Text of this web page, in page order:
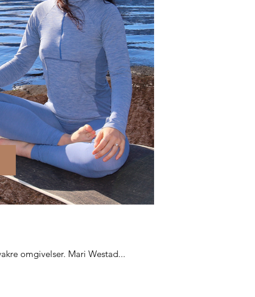
omgivelser. Mari Westad...